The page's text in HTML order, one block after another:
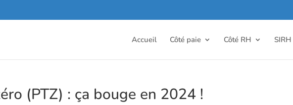
Accueil Côté paie Côté RH SIRH
(PTZ) : ça bouge en 2024 !